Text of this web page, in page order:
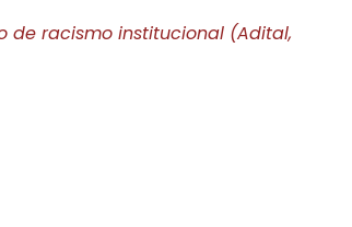
de racismo institucional (Adital,